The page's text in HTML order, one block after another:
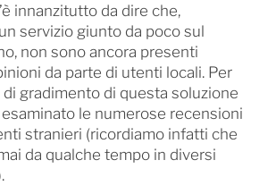
innanzitutto da dire che,
servizio giunto da poco sul
non sono ancora presenti
da parte di utenti locali. Per
gradimento di questa soluzione
le numerose recensioni
stranieri (ricordiamo infatti che
da qualche tempo in diversi